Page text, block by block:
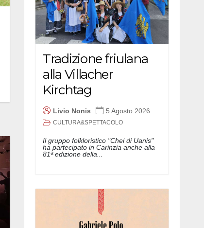
Tradizione friulana
alla Villacher
Kirchtag
Livio Nonis 5 Agosto 2026
CULTURA&SPETTACOLO
Il gruppo folkloristico "Chei di Uanis"
ha partecipato in Carinzia anche alla
81ª edizione della...